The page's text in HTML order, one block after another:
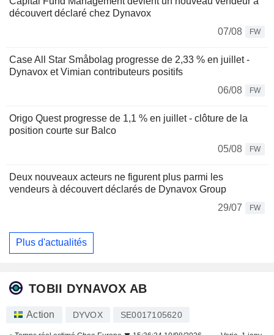
découvert déclaré chez Dynavox
07/08
FW
Case All Star Småbolag progresse de 2,33 % en juillet -
Dynavox et Vimian contributeurs positifs
06/08
FW
Origo Quest progresse de 1,1 % en juillet - clôture de la
position courte sur Balco
05/08
FW
Deux nouveaux acteurs ne figurent plus parmi les
vendeurs à découvert déclarés de Dynavox Group
29/07
FW
Plus d'actualités
TOBII DYNAVOX AB
Action DYVOX SE0017105620